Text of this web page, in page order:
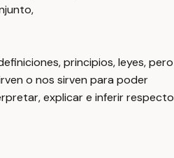
principios, leyes, pero
o nos sirven para poder
explicar e inferir respecto